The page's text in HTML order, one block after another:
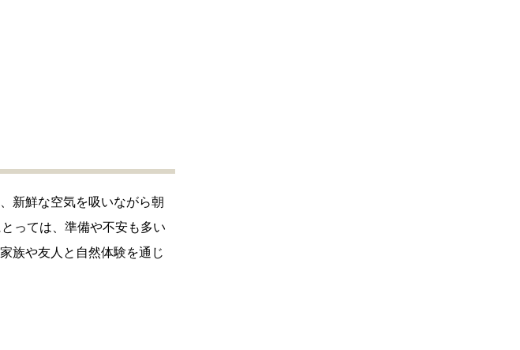
新鮮な空気を吸いながら朝
っては、準備や不安も多い
族や友人と自然体験を通じ